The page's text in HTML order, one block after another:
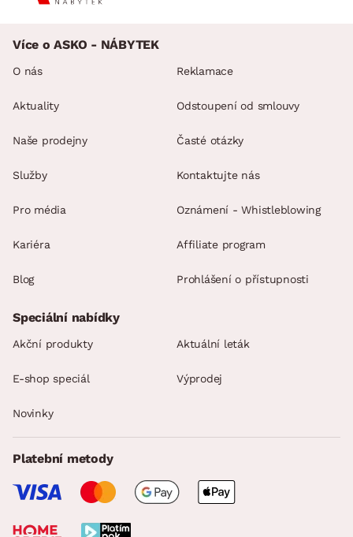
Více o ASKO - NÁBYTEK
O nás
Aktuality
Naše prodejny
Služby
Pro média
Kariéra
Blog
Reklamace
Odstoupení od smlouvy
Časté otázky
Kontaktujte nás
Oznámení - Whistleblowing
Affiliate program
Prohlášení o přístupnosti
Speciální nabídky
Akční produkty Aktuální leták
E-shop speciál Výprodej
Novinky
Platební metody